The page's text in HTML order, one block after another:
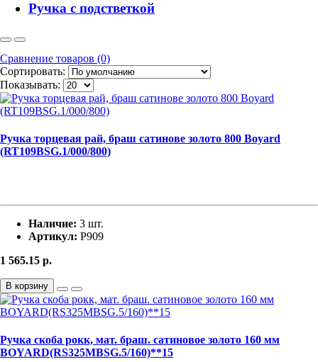
Ручка с подстветкой
Сравнение товаров (0)
Сортировать:
Показывать:
Ручка торцевая рай, браш сатинове золото 800 Boyard
(RT109BSG.1/000/800)
Наличие: 3 шт.
Артикул: Р909
1 565.15 р.
В корзину
Ручка скоба рокк, мат. браш. сатиновое золото 160 мм
BOYARD(RS325MBSG.5/160)**15